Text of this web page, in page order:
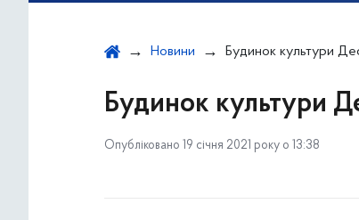
Новини Будинок культури
Будинок культури
Опубліковано 19 січня 2021 року о 13:38